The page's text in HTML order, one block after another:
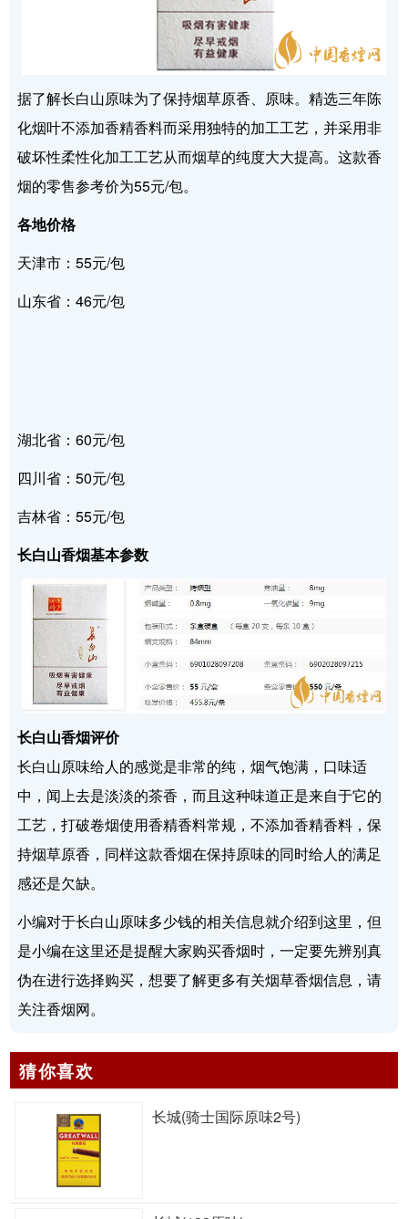
据了解长白山原味为了保持烟草原香、原味。精选三年陈
化烟叶不添加香精香料而采用独特的加工工艺，并采用非
破坏性柔性化加工工艺从而烟草的纯度大大提高。这款香
烟的零售参考价为55元/包。
各地价格
天津市：55元/包
山东省：46元/包
湖北省：60元/包
四川省：50元/包
吉林省：55元/包
长白山香烟基本参数
长白山香烟评价
长白山原味给人的感觉是非常的纯，烟气饱满，口味适
中，闻上去是淡淡的茶香，而且这种味道正是来自于它的
工艺，打破卷烟使用香精香料常规，不添加香精香料，保
持烟草原香，同样这款香烟在保持原味的同时给人的满足
感还是欠缺。
小编对于长白山原味多少钱的相关信息就介绍到这里，但
是小编在这里还是提醒大家购买香烟时，一定要先辨别真
伪在进行选择购买，想要了解更多有关烟草香烟信息，请
关注香烟网。
猜你喜欢
长城(骑士国际原味2号)